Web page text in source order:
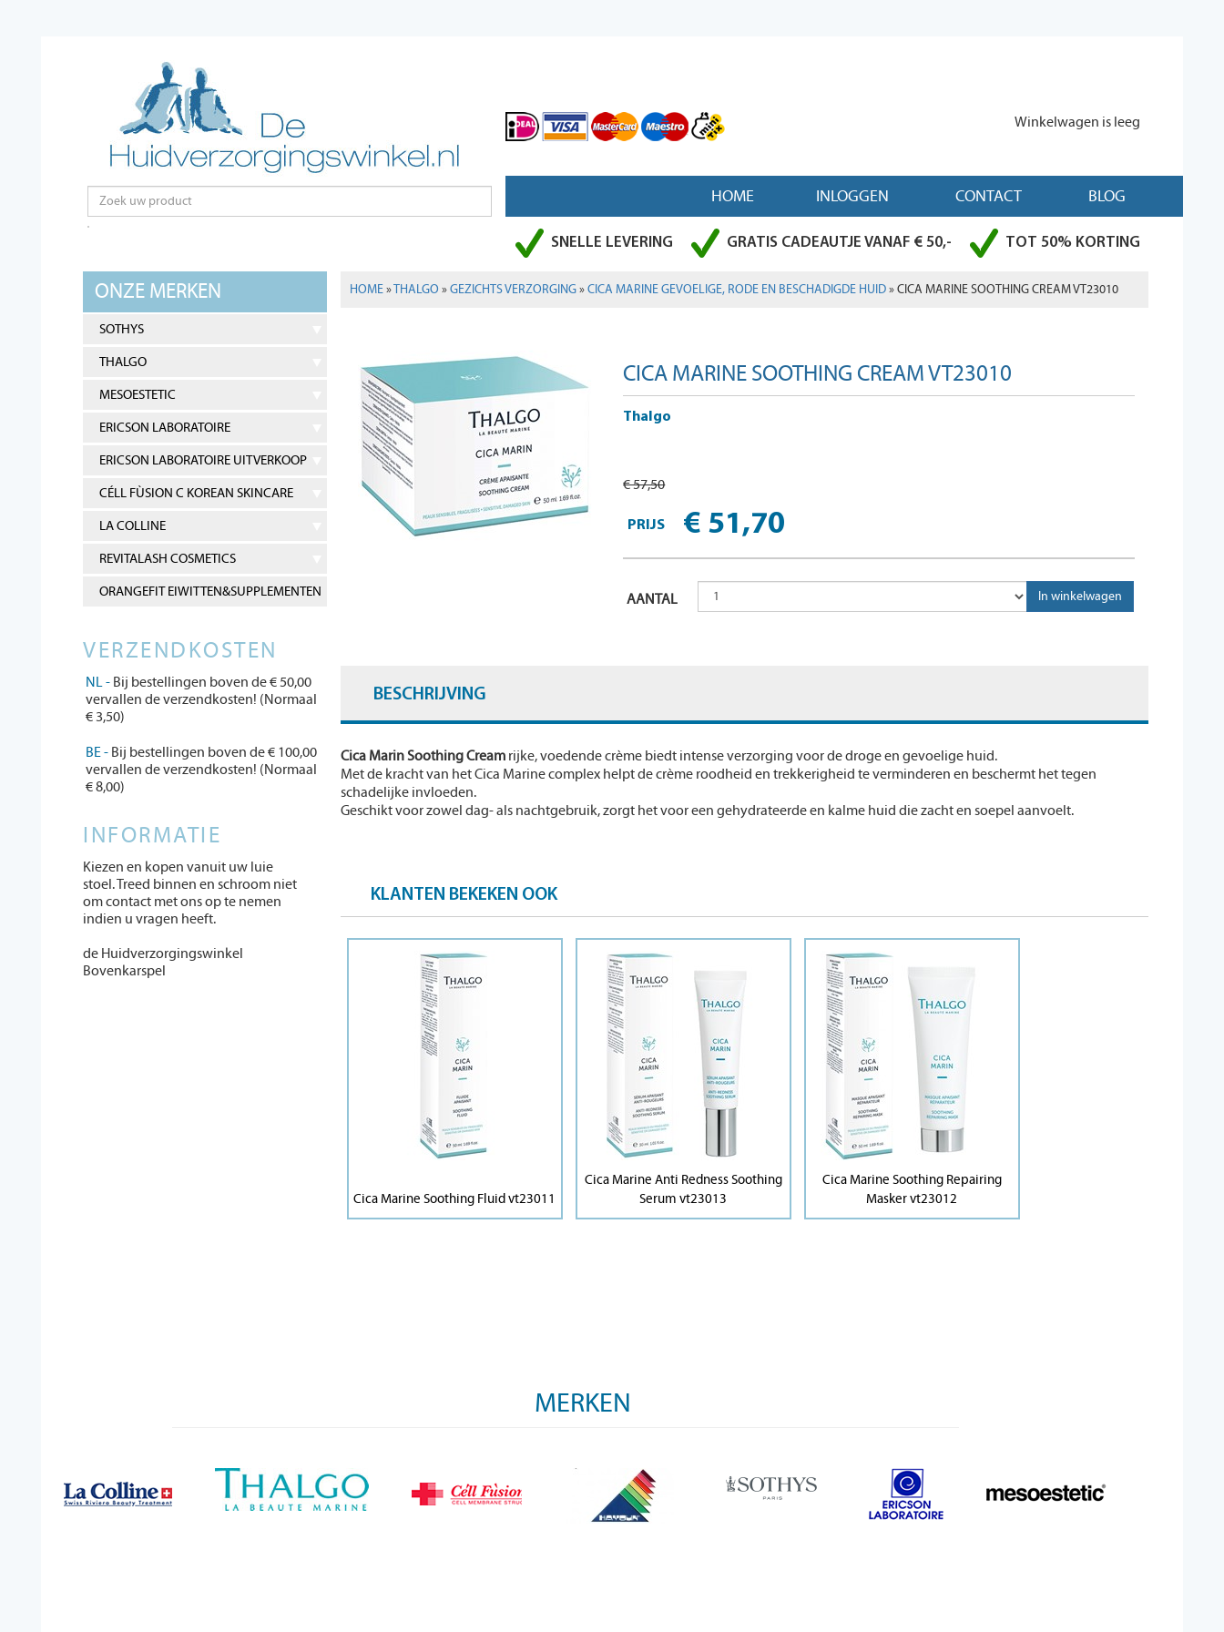
Winkelwagen is leeg
HOME INLOGGEN CONTACT BLOG
SNELLE LEVERING GRATIS CADEAUTJE VANAF € 50,- TOT 50% KORTING
ONZE MERKEN
SOTHYS
THALGO
MESOESTETIC
ERICSON LABORATOIRE
ERICSON LABORATOIRE UITVERKOOP
CÉLL FÙSION C KOREAN SKINCARE
LA COLLINE
REVITALASH COSMETICS
ORANGEFIT EIWITTEN&SUPPLEMENTEN
VERZENDKOSTEN
NL - Bij bestellingen boven de € 50,00
vervallen de verzendkosten! (Normaal
€ 3,50)
BE - Bij bestellingen boven de € 100,00
vervallen de verzendkosten! (Normaal
€ 8,00)
INFORMATIE
Kiezen en kopen vanuit uw luie
stoel. Treed binnen en schroom niet
om contact met ons op te nemen
indien u vragen heeft.
de Huidverzorgingswinkel
Bovenkarspel
HOME»THALGO »GEZICHTS VERZORGING»CICA MARINE GEVOELIGE, RODE EN BESCHADIGDE HUID» CICA MARINE SOOTHING CREAM VT23010
CICA MARINE SOOTHING CREAM VT23010
Thalgo
€ 57,50
PRIJS € 51,70
AANTAL
BESCHRIJVING
Cica Marin Soothing Cream rijke, voedende crème biedt intense verzorging voor de droge en gevoelige huid.
Met de kracht van het Cica Marine complex helpt de crème roodheid en trekkerigheid te verminderen en beschermt het tegen
schadelijke invloeden.
Geschikt voor zowel dag- als nachtgebruik, zorgt het voor een gehydrateerde en kalme huid die zacht en soepel aanvoelt.
KLANTEN BEKEKEN OOK
Cica Marine Soothing Fluid vt23011
Cica Marine Anti Redness Soothing
Serum vt23013
Cica Marine Soothing Repairing
Masker vt23012
MERKEN